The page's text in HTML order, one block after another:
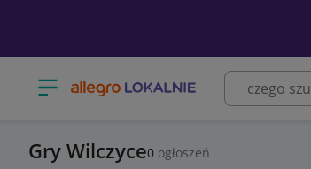
Otwórz menu z kategoriami
Gry Wilczyce0 ogłoszeń